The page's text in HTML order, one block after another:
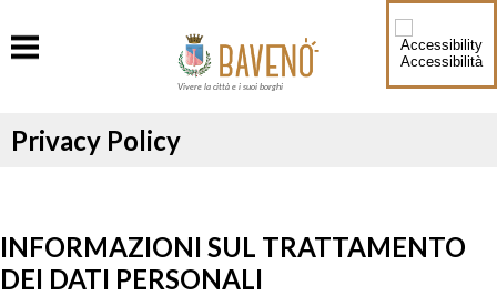
Accessibilità
Vivere la città e i suoi borghi
Privacy Policy
INFORMAZIONI SUL TRATTAMENTO
DEI DATI PERSONALI